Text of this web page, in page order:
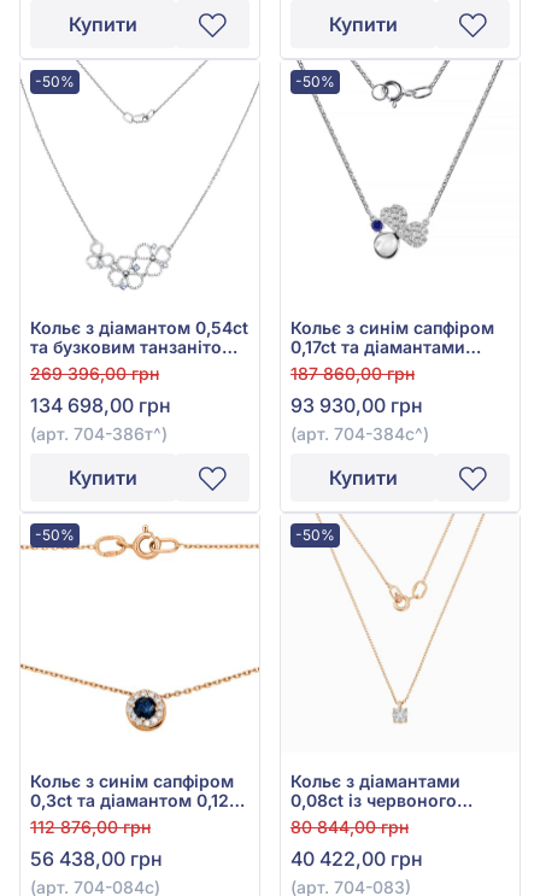
Купити Купити
-50%
Кольє з діамантом 0,54ct
та бузковим танзанітом
0,29ct із білого золота
585°, арт. 704-386т
269 396,00 грн
134 698,00 грн
(арт. 704-386т^)
Купити
-50%
Кольє з синім сапфіром
0,17ct та діамантами
0,31ct із білого золота
585°, арт. 704-384с
187 860,00 грн
93 930,00 грн
(арт. 704-384с^)
Купити
-50%
Кольє з синім сапфіром
0,3ct та діамантом 0,12ct
із червоного золота 585°,
арт. 704-084с
112 876,00 грн
56 438,00 грн
(арт. 704-084с)
-50%
Кольє з діамантами
0,08ct із червоного
золота 585°, арт. 704-083
80 844,00 грн
40 422,00 грн
(арт. 704-083)